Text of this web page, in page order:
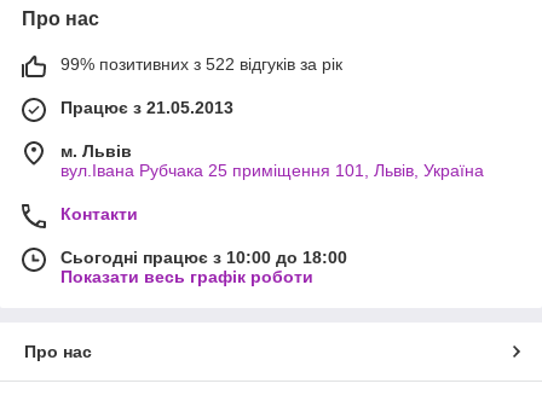
Про нас
99% позитивних з 522 відгуків за рік
Працює з 21.05.2013
м. Львів
вул.Івана Рубчака 25 приміщення 101, Львів, Україна
Контакти
Сьогодні працює з 10:00 до 18:00
Показати весь графік роботи
Про нас